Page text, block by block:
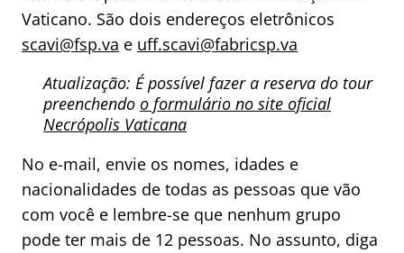
Vaticano. São dois endereços eletrônicos
scavi@fsp.va e uff.scavi@fabricsp.va
Atualização: É possível fazer a reserva do tour
preenchendo o formulário no site oficial
Necrópolis Vaticana
No e-mail, envie os nomes, idades e
nacionalidades de todas as pessoas que vão
com você e lembre-se que nenhum grupo
pode ter mais de 12 pessoas. No assunto, diga